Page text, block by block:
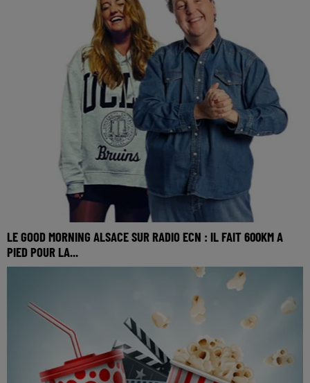
LE GOOD MORNING ALSACE SUR RADIO ECN : IL FAIT 600KM A
PIED POUR LA...